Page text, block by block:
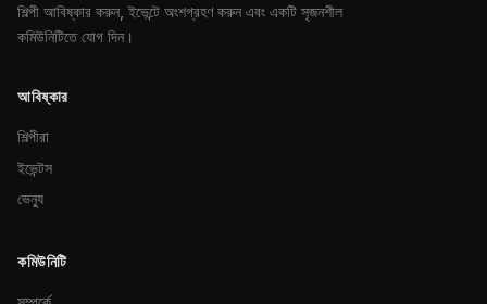
শিল্পী আবিষ্কার করুন, ইভেন্টে অংশগ্রহণ করুন এবং একটি সৃজনশীল
কমিউনিটিতে যোগ দিন।
আবিষ্কার
শিল্পীরা
ইভেন্টস
ভেন্যু
কমিউনিটি